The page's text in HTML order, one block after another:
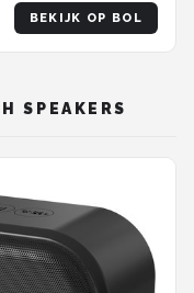
BEKIJK OP BOL
SPEAKERS